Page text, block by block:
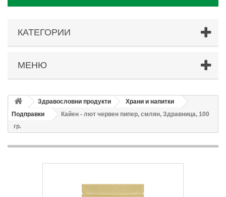
КАТЕГОРИИ
МЕНЮ
Здравословни продукти
Храни и напитки
Подправки
Кайен - лют червен пипер, смлян, Здравница, 100
гр.